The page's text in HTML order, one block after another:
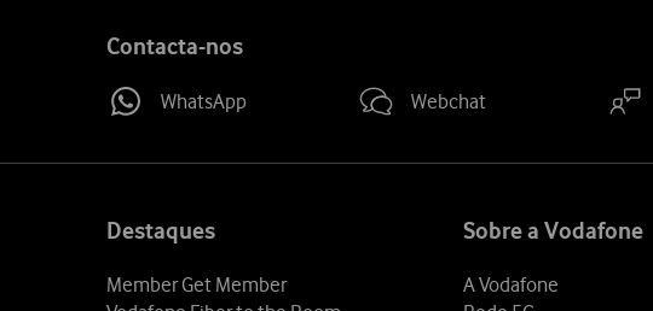
Contacta-nos
WhatsApp Webchat
Destaques
Member Get Member
Sobre a Vodafone
A Vodafone